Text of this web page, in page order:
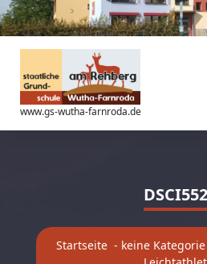
Zum
Inhalt
springen
www.gs-wutha-farnroda.de
Startseite - keine Kategorie